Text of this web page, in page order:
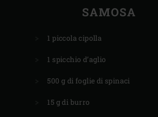
SAMOSA
1 piccola cipolla
1 spicchio d’aglio
500 g di foglie di spinaci
15 g di burro